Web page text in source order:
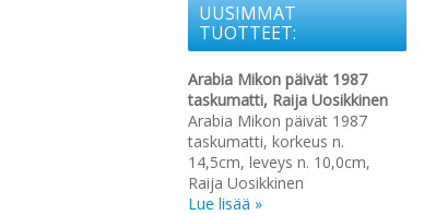
UUSIMMAT
TUOTTEET:
Arabia Mikon päivät 1987
taskumatti, Raija Uosikkinen
Arabia Mikon päivät 1987
taskumatti, korkeus n.
14,5cm, leveys n. 10,0cm,
Raija Uosikkinen
Lue lisää »